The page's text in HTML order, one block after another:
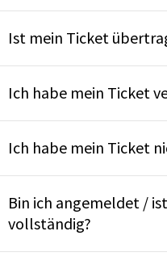
Ist mein Ticket
Ich habe mein Ticket
Ich habe mein Ticket
Bin ich angemeldet /
vollständig?